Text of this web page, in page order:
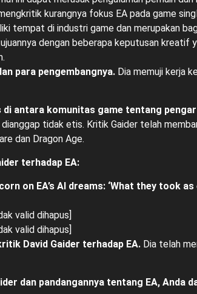
kurangnya fokus EA pada game
tempat di industri game dan merupakan
dengan beberapa keputusan kreatif
para pengembangnya.Dia memuji kerja
antara komunitas game tentang
tidak etis. Kritik Gaider telah
dan Dragon Age.
terhadap EA:
on EA’s AI dreams: ‘What they took
valid dihapus]
valid dihapus]
David Gaider terhadap EA.Dia telah
dan pandangannya tentang EA, Anda